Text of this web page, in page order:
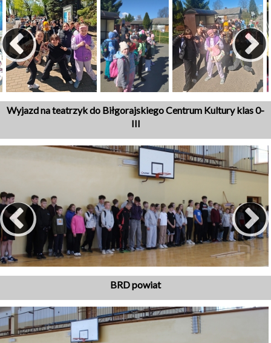
Wyjazd na teatrzyk do Biłgorajskiego Centrum Kultury klas 0-
III
BRD powiat